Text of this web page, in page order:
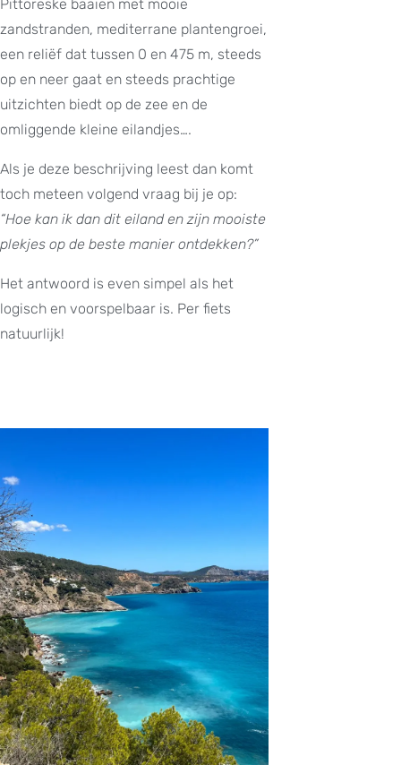
Pittoreske baaien met mooie
zandstranden, mediterrane plantengroei,
een reliëf dat tussen 0 en 475 m, steeds
op en neer gaat en steeds prachtige
uitzichten biedt op de zee en de
omliggende kleine eilandjes….
Als je deze beschrijving leest dan komt
toch meteen volgend vraag bij je op:
“Hoe kan ik dan dit eiland en zijn mooiste
plekjes op de beste manier ontdekken?”
Het antwoord is even simpel als het
logisch en voorspelbaar is. Per fiets
natuurlijk!